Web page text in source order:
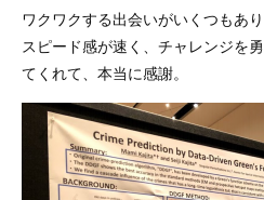
ワクワクする出会いがいくつもあ
スピード感が速く、チャレンジを
てくれて、本当に感謝。